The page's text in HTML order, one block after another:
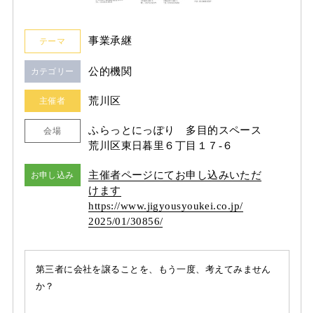
カテゴリー 公的機関
テーマ 事業承継
主催者 荒川区
会場
ふらっとにっぽり 多目的スペース
荒川区東日暮里６丁目１７-６
お申し込み
主催者ページにてお申し込みいただ
けます
https://www.jigyousyoukei.co.jp/
2025/01/30856/
第三者に会社を譲ることを、もう一度、考えてみません
か？